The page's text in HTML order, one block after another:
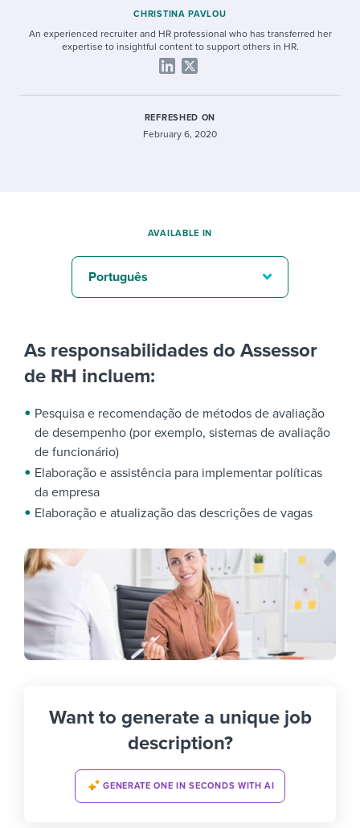
CHRISTINA PAVLOU
An experienced recruiter and HR professional who has transferred her
expertise to insightful content to support others in HR.
REFRESHED ON
February 6, 2020
As responsabilidades do Assessor
de RH incluem:
Pesquisa e recomendação de métodos de avaliação
de desempenho (por exemplo, sistemas de avaliação
de funcionário)
Elaboração e assistência para implementar políticas
da empresa
Elaboração e atualização das descrições de vagas
Want to generate a unique job
description?
GENERATE ONE IN SECONDS WITH AI
AVAILABLE IN
Português